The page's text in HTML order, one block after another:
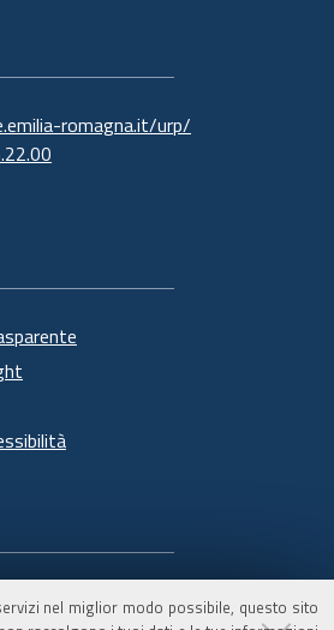
nel miglior modo possibile, questo sito
romagna.it/urp/